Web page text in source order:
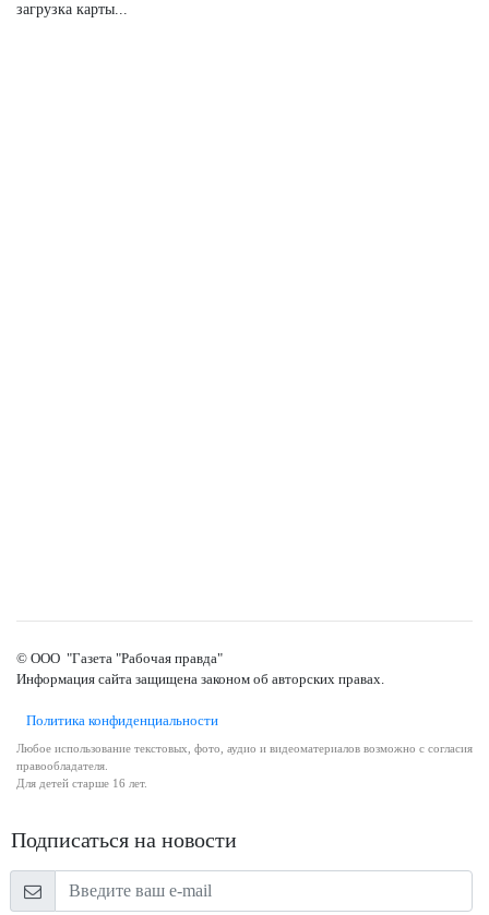
загрузка карты...
© ООО "Газета "Рабочая правда"
Информация сайта защищена законом об авторских правах.
Политика конфиденциальности
Любое использование текстовых, фото, аудио и видеоматериалов возможно с согласия
правообладателя.
Для детей старше 16 лет.
Подписаться на новости